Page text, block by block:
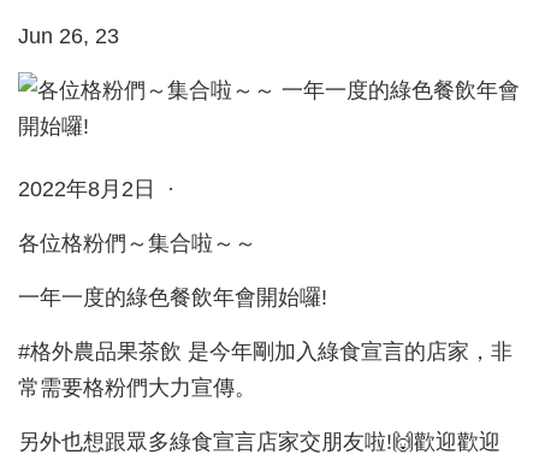
Jun 26, 23
2022年8月2日 ·
各位格粉們～集合啦～～
一年一度的綠色餐飲年會開始囉!
#格外農品果茶飲 是今年剛加入綠食宣言的店家，非
常需要格粉們大力宣傳。
另外也想跟眾多綠食宣言店家交朋友啦!🙌歡迎歡迎